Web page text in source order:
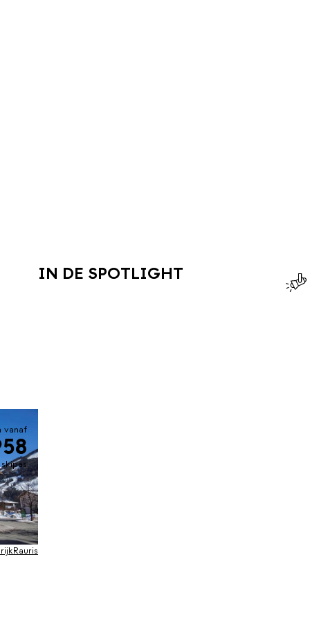
vanaf
Rauris
IN DE SPOTLIGHT